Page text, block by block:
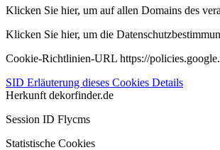
Klicken Sie hier, um auf allen Domains des
Klicken Sie hier, um die
Cookie-Richtlinien-URL https://
SID Erläuterung dieses Cookies Details
Herkunft dekorfinder.de
Session ID Flycms
Statistische Cookies